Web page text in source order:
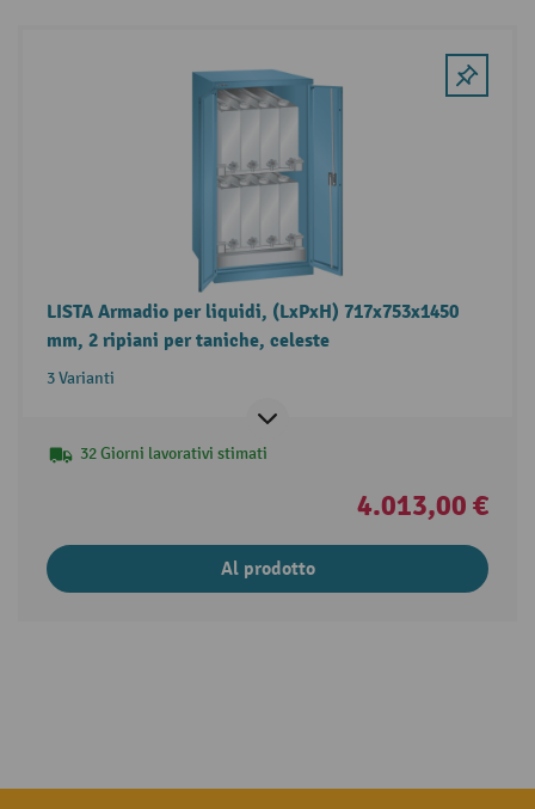
LISTA Armadio per liquidi, (LxPxH) 717x753x1450
mm, 2 ripiani per taniche, celeste
3 Varianti
32 Giorni lavorativi stimati
4.013,00 €
Al prodotto